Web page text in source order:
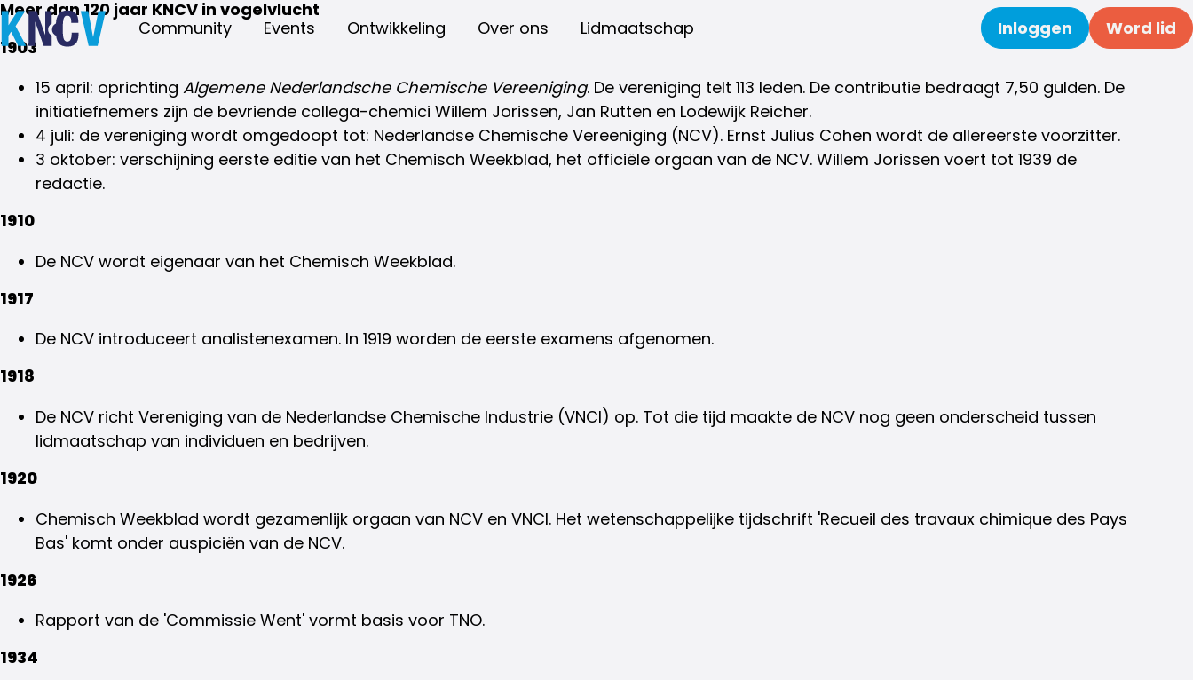
Community Events Ontwikkeling Over ons Lidmaatschap Zoeken Inloggen Word lid
Meer dan 120 jaar KNCV in vogelvlucht
1903
15 april: oprichting Algemene Nederlandsche Chemische Vereeniging. De vereniging telt 113 leden. De contributie bedraagt 7,50 gulden. De
initiatiefnemers zijn de bevriende collega-chemici Willem Jorissen, Jan Rutten en Lodewijk Reicher.
4 juli: de vereniging wordt omgedoopt tot: Nederlandse Chemische Vereeniging (NCV). Ernst Julius Cohen wordt de allereerste voorzitter.
3 oktober: verschijning eerste editie van het Chemisch Weekblad, het officiële orgaan van de NCV. Willem Jorissen voert tot 1939 de
redactie.
1910
De NCV wordt eigenaar van het Chemisch Weekblad.
1917
De NCV introduceert analistenexamen. In 1919 worden de eerste examens afgenomen.
1918
De NCV richt Vereniging van de Nederlandse Chemische Industrie (VNCI) op. Tot die tijd maakte de NCV nog geen onderscheid tussen
lidmaatschap van individuen en bedrijven.
1920
Chemisch Weekblad wordt gezamenlijk orgaan van NCV en VNCI. Het wetenschappelijke tijdschrift 'Recueil des travaux chimique des Pays
Bas' komt onder auspiciën van de NCV.
1926
Rapport van de 'Commissie Went' vormt basis voor TNO.
1934